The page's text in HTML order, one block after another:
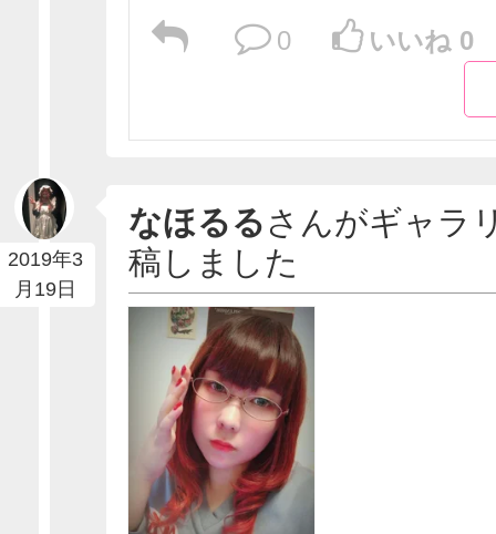
0 いいね 0
2019年3
月19日
なほるるさんがギャラ
稿しました